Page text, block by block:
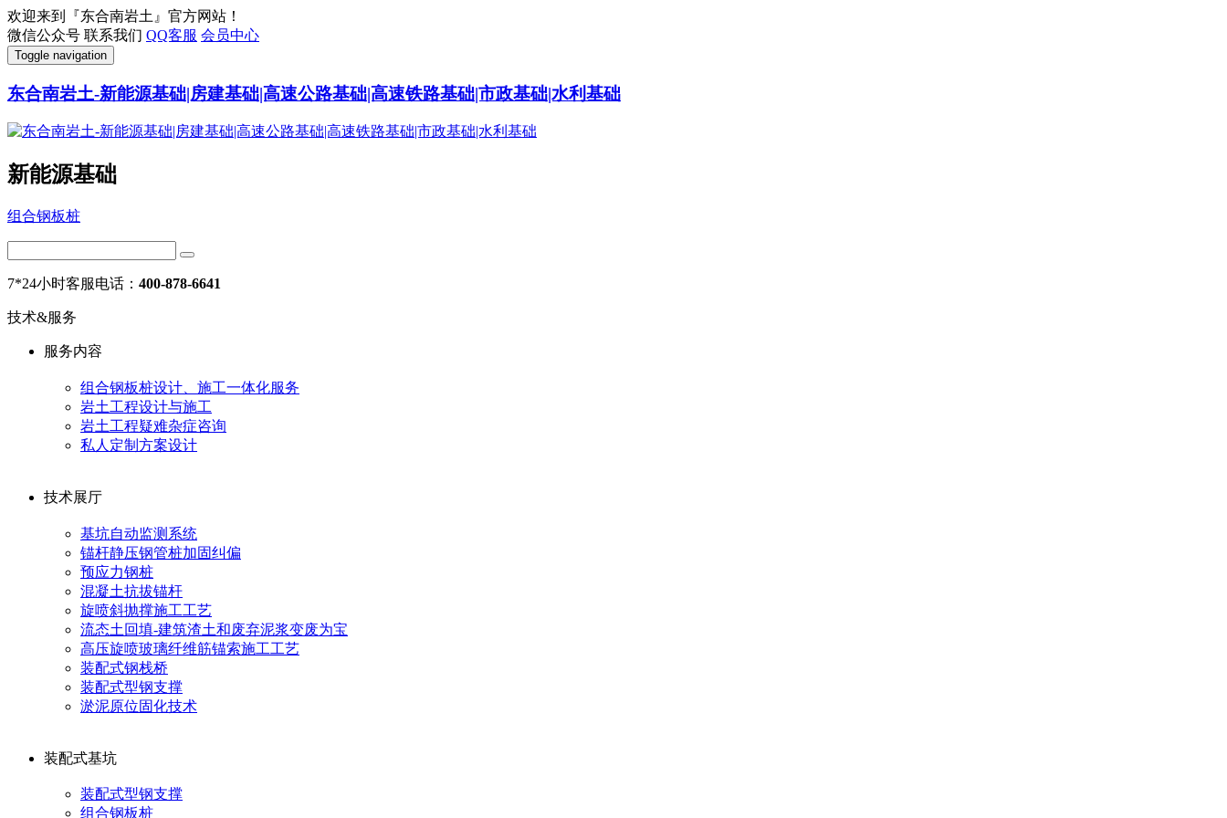
欢迎来到『东合南岩土』官方网站！
微信公众号 联系我们 QQ客服 会员中心
Toggle navigation
东合南岩土-新能源基础|房建基础|高速公路基础|高速铁路基础|市政基础|水利基础
新能源基础
组合钢板桩
7*24小时客服电话： 400-878-6641
技术&服务
服务内容
组合钢板桩设计、施工一体化服务
岩土工程设计与施工
岩土工程疑难杂症咨询
私人定制方案设计
技术展厅
基坑自动监测系统
锚杆静压钢管桩加固纠偏
预应力钢桩
混凝土抗拔锚杆
旋喷斜抛撑施工工艺
流态土回填-建筑渣土和废弃泥浆变废为宝
高压旋喷玻璃纤维筋锚索施工工艺
装配式钢栈桥
装配式型钢支撑
淤泥原位固化技术
装配式基坑
装配式型钢支撑
组合钢板桩